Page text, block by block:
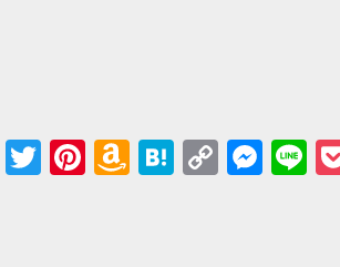
FacebookTwitter PinterestAmazonHatena
Copy
Messenger
Line